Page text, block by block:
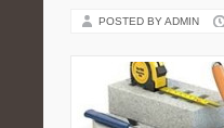
POSTED BY ADMIN